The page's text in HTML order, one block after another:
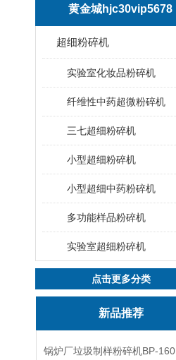
黄金城hjc30vip5678
超细粉碎机
实验室化妆品粉碎机
纤维性中药超微粉碎机
三七超细粉碎机
小型超细粉碎机
小型超细中药粉碎机
多功能样品粉碎机
实验室超细粉碎机
点击更多分类
新品推荐
锅炉厂垃圾制样粉碎机BP-160